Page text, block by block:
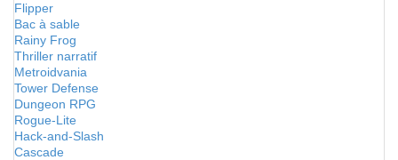
Flipper
Bac à sable
Rainy Frog
Thriller narratif
Metroidvania
Tower Defense
Dungeon RPG
Rogue-Lite
Hack-and-Slash
Cascade